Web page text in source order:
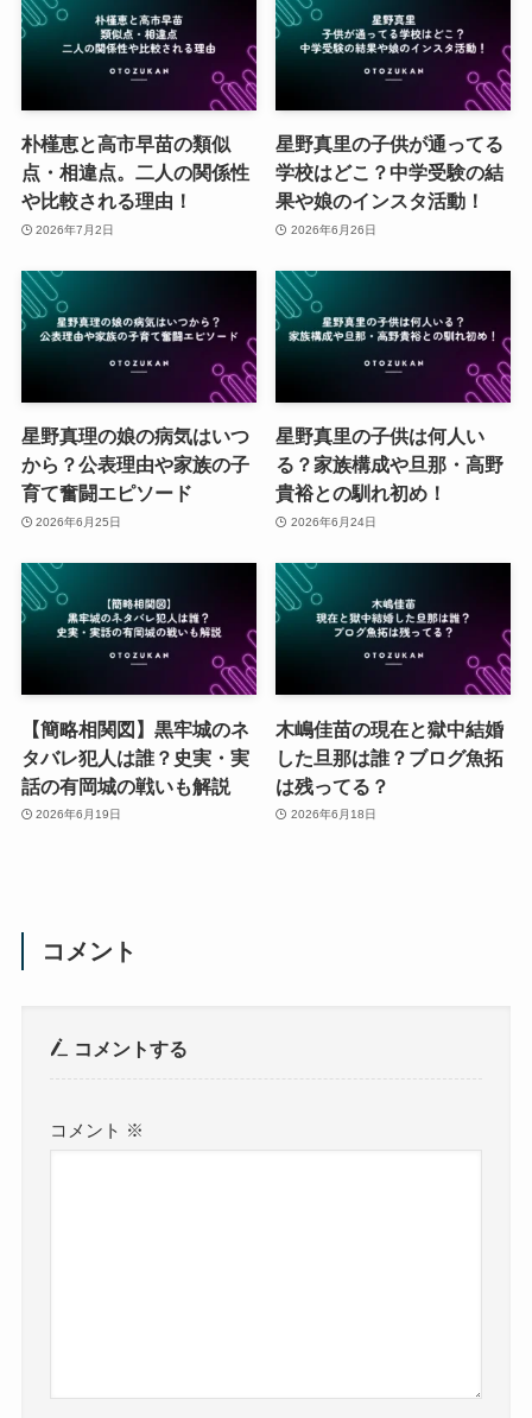
朴槿恵と高市早苗の類似
点・相違点。二人の関係性
や比較される理由！
2026年7月2日
星野真里の子供が通ってる
学校はどこ？中学受験の結
果や娘のインスタ活動！
2026年6月26日
星野真理の娘の病気はいつ
から？公表理由や家族の子
育て奮闘エピソード
2026年6月25日
星野真里の子供は何人い
る？家族構成や旦那・高野
貴裕との馴れ初め！
2026年6月24日
【簡略相関図】黒牢城のネ
タバレ犯人は誰？史実・実
話の有岡城の戦いも解説
2026年6月19日
木嶋佳苗の現在と獄中結婚
した旦那は誰？ブログ魚拓
は残ってる？
2026年6月18日
コメント
コメントする
コメント ※